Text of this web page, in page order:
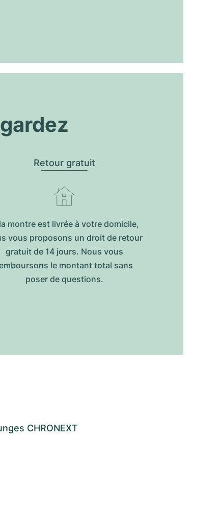
Retour gratuit
montre est livrée à votre domicile,
vous proposons un droit de retour
gratuit de 14 jours. Nous vous
le montant total sans
poser de questions.
CHRONEXT